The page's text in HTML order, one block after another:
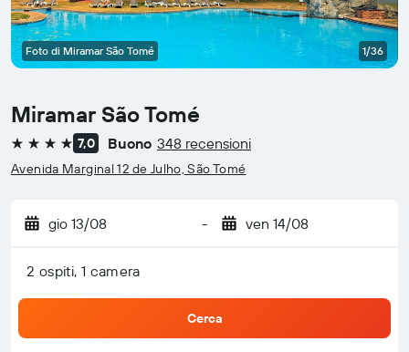
Miramar São Tomé
4 stelle 7,0 Buono 348 recensioni
Avenida Marginal 12 de Julho, São Tomé
gio 13/08 - ven 14/08
2 ospiti, 1 camera
Cerca
Foto di Miramar São Tomé 1/36